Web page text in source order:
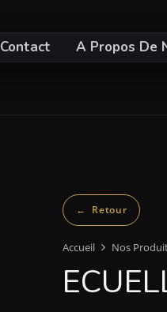
Contact A Propos De
Accueil Nos